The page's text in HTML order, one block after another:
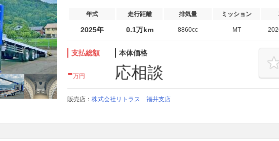
年式 走行距離 排気量 ミッション
2025年 0.1万km 8860cc MT
支払総額
-万円
本体価格
応相談
販売店： 株式会社リトラス 福井支店